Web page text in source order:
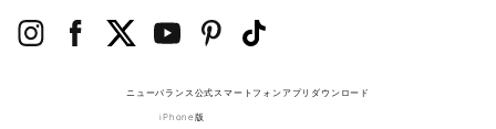
ニューバランス公式スマートフォンアプリ ダウンロード
iPhone版